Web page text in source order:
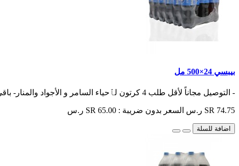
بيبسي 24×500 مل
- التوصيل مجاناً لأقل طلب 4 كرتون لٱحياء السامر و الأجواد والمنار- باقي الأحياء أقل طلب 6 كرتون- الت..
SR 74.75 ر.س السعر بدون ضريبة : SR 65.00 ر.س
اضافة للسلة